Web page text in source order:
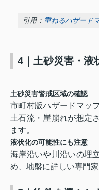
引用： 重ねるハザード
4｜土砂災害・液
土砂災害警戒区域の確認
市町村版ハザードマッ
土石流・崖崩れが想定
ます。
液状化の可能性にも注意
海岸沿いや川沿いの埋
め、地盤に詳しい専門